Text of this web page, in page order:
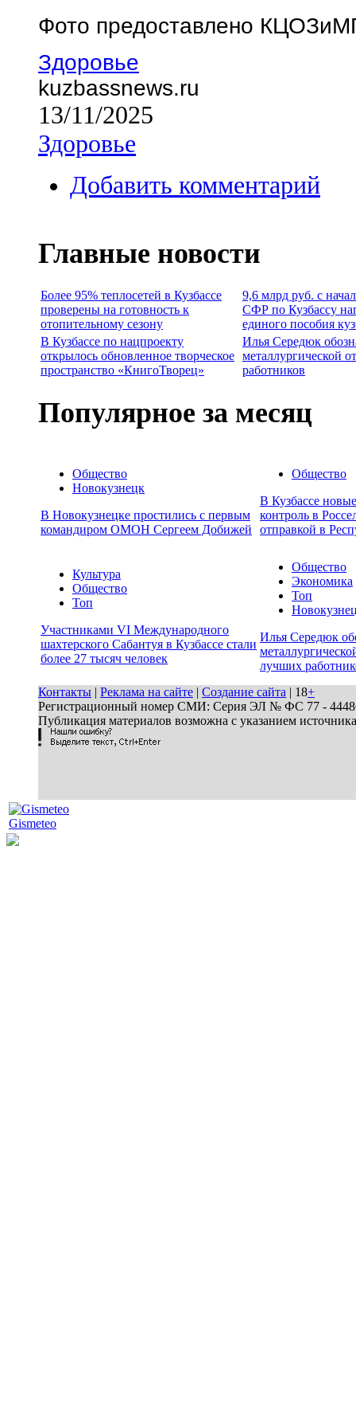
Фото предоставлено
Здоровье
kuzbassnews.ru
13/11/2025
Здоровье
Добавить комментарий
Главные новости
Более 95% теплосетей в Кузбассе
проверены на готовность к
отопительному сезону
9,6 млрд руб. с
СФР по Кузбассу
единого пособия
В Кузбассе по нацпроекту
открылось обновленное творческое
пространство «КнигоТворец»
Илья Середюк
металлургической
работников
Популярное за месяц
Общество
Новокузнецк
В Новокузнецке простились с первым
командиром ОМОН Сергеем Добижей
Общество
В Кузбассе
контроль в
отправкой в
Культура
Общество
Топ
Участниками VI Международного
шахтерского Сабантуя в Кузбассе стали
более 27 тысяч человек
Общество
Экономика
Топ
Илья Середюк
лучших
Контакты | Реклама на сайте | Создание сайта | 18+
Регистрационный номер СМИ: Серия ЭЛ № ФС 77 - 44486
Публикация материалов возможна с указанием
Gismeteo